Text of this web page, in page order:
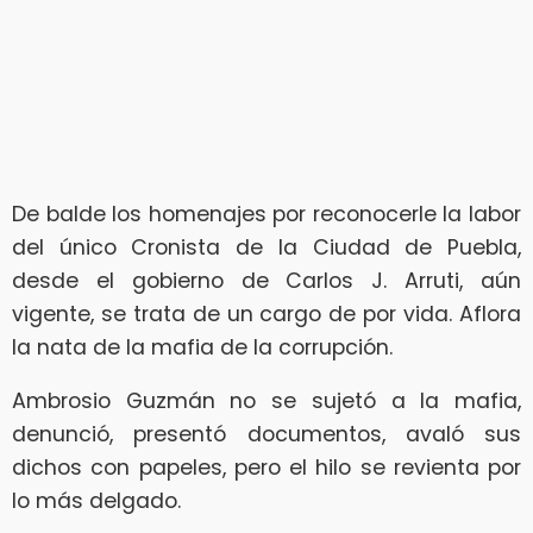
De balde los homenajes por reconocerle la labor
del único Cronista de la Ciudad de Puebla,
desde el gobierno de Carlos J. Arruti, aún
vigente, se trata de un cargo de por vida. Aflora
la nata de la mafia de la corrupción.
Ambrosio Guzmán no se sujetó a la mafia,
denunció, presentó documentos, avaló sus
dichos con papeles, pero el hilo se revienta por
lo más delgado.